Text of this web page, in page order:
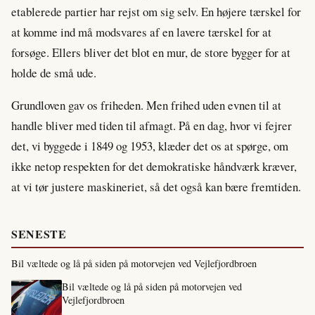
etablerede partier har rejst om sig selv. En højere tærskel for
at komme ind må modsvares af en lavere tærskel for at
forsøge. Ellers bliver det blot en mur, de store bygger for at
holde de små ude.
Grundloven gav os friheden. Men frihed uden evnen til at
handle bliver med tiden til afmagt. På en dag, hvor vi fejrer
det, vi byggede i 1849 og 1953, klæder det os at spørge, om
ikke netop respekten for det demokratiske håndværk kræver,
at vi tør justere maskineriet, så det også kan bære fremtiden.
SENESTE
Bil væltede og lå på siden på motorvejen ved Vejlefjordbroen
Bil væltede og lå på siden på motorvejen ved
Vejlefjordbroen